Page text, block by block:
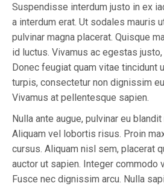
Suspendisse interdum justo in ex
a interdum erat. Ut sodales mauris
pulvinar magna placerat. Quisque
id luctus. Vivamus ac egestas
Donec feugiat quam vitae tincidunt
turpis, consectetur non dignissim
Vivamus at pellentesque sapien.
Nulla ante augue, pulvinar eu
Aliquam vel lobortis risus. Proin
cursus. Aliquam nisl sem, placerat
auctor ut sapien. Integer commodo
Fusce nec dignissim arcu. Nulla